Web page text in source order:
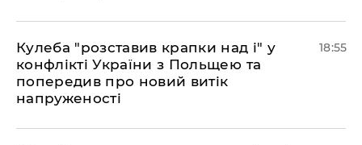
Кулеба "розставив крапки над і" у
конфлікті України з Польщею та
попередив про новий витік
напруженості
18:55